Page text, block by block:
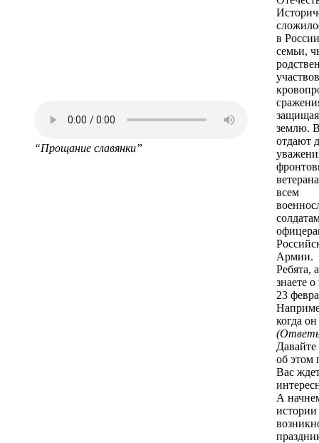
“Прощание славянки”
в
семьи,
землю.
отдают
всем
Армии.
Ребята,
знаете
23
когда
об этом
Вас
А